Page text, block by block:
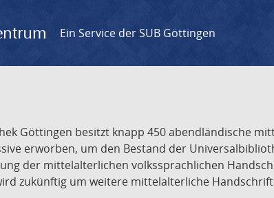
Ein Service der SUB Göttingen
Göttingen besitzt knapp 450 abendländische
erworben, um den Bestand der
der mittelalterlichen volkssprachlichen
zukünftig um weitere mittelalterliche